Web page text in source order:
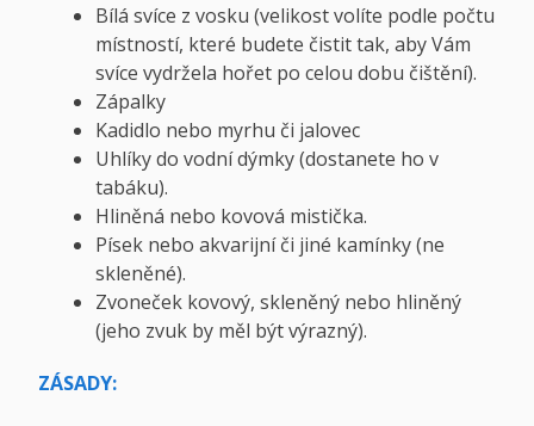
Bílá svíce z vosku (velikost volíte podle počtu
místností, které budete čistit tak, aby Vám
svíce vydržela hořet po celou dobu čištění).
Zápalky
Kadidlo nebo myrhu či jalovec
Uhlíky do vodní dýmky (dostanete ho v
tabáku).
Hliněná nebo kovová mistička.
Písek nebo akvarijní či jiné kamínky (ne
skleněné).
Zvoneček kovový, skleněný nebo hliněný
(jeho zvuk by měl být výrazný).
ZÁSADY: